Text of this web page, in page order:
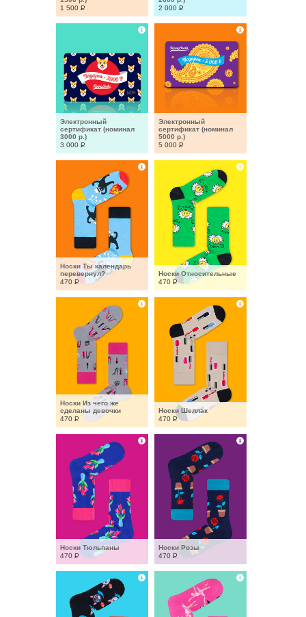
1 500 Р
2 000 Р
Электронный
сертификат (номинал
3000 р.)
3 000 Р
Электронный
сертификат (номинал
5000 р.)
5 000 Р
Носки Ты календарь
перевернул?
470 Р
Носки Относительные
470 Р
Носки Из чего же
сделаны девочки
470 Р
Носки Шеллак
470 Р
Носки Тюльпаны
470 Р
Носки Розы
470 Р